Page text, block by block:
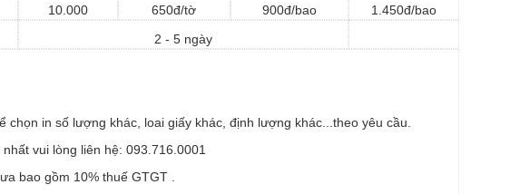
10.000
650đ/tờ 900đ/bao
1.450đ/bao
2 - 5 ngày
chọn in số lượng khác, loai giấy khác, định lượng khác...theo yêu cầu.
vui lòng liên hệ: 093.716.0001
bao gồm 10% thuế GTGT .